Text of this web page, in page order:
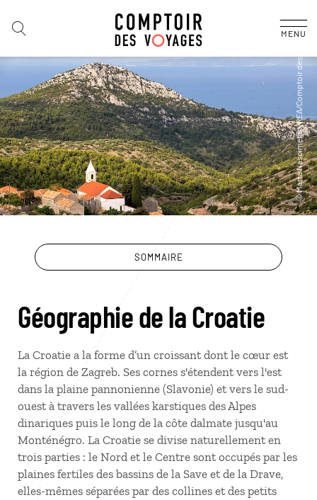
MENU
SOMMAIRE
Géographie de la Croatie
La Croatie a la forme d’un croissant dont le cœur est
la région de Zagreb. Ses cornes s'étendent vers l'est
dans la plaine pannonienne (Slavonie) et vers le sud-
ouest à travers les vallées karstiques des Alpes
dinariques puis le long de la côte dalmate jusqu'au
Monténégro. La Croatie se divise naturellement en
trois parties : le Nord et le Centre sont occupés par les
plaines fertiles des bassins de la Save et de la Drave,
elles-mêmes séparées par des collines et des petits